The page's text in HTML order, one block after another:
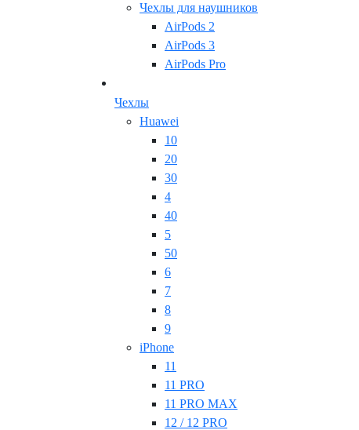
Чехлы для наушников
AirPods 2
AirPods 3
AirPods Pro
Чехлы
Huawei
10
20
30
4
40
5
50
6
7
8
9
iPhone
11
11 PRO
11 PRO MAX
12 / 12 PRO